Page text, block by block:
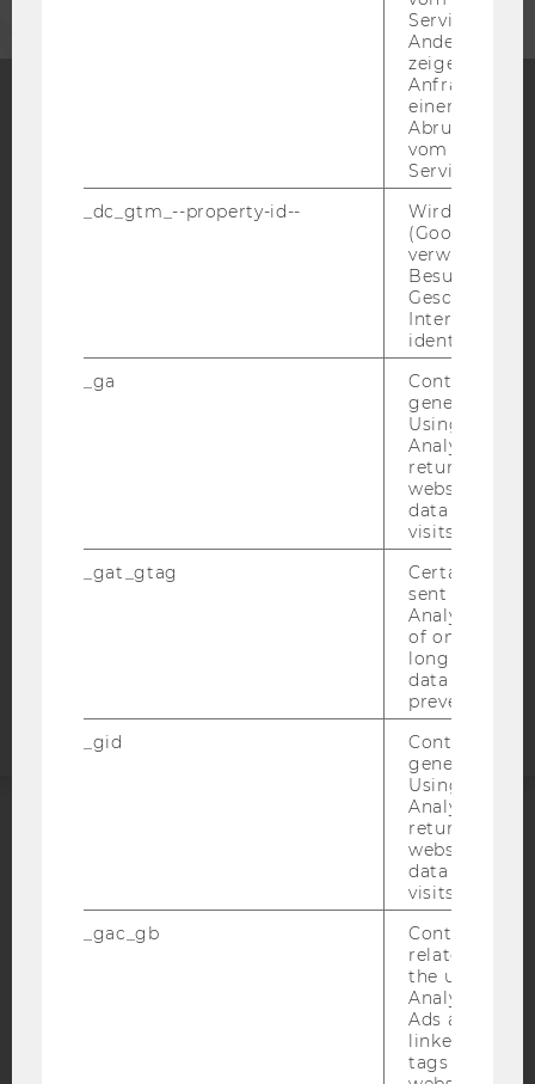
Blog
Bluesky
BARRIEREFREIHEITSERKLÄRUNG WEBSEITE
DATENSCHUTZERKLÄRUNG SOCIAL MEDIA
STUDIENBEWERBER*INNEN UND STUDIERENDE
COOKIE EINSTELLUNGEN
Barrierefreiheitserklärung
Service
Andere
zeigen Opt-
Anfrage im
einen Fehler
Abrufen
vom AMP
Service an.
_dc_gtm_--property-id--
Wird von
(Google Tag
verwendet,
Besucher
Geschlecht
Interessen zu
identifizieren.
_ga
Contains a
generated
Using this
Analytics can
returning
website and
data from
visits.
_gat_gtag
Certain data
sent to
Analytics a
of once per
long as it is
data
prevented.
_gid
Contains a
generated
Using this
Analytics can
returning
website and
data from
visits.
_gac_gb
Contains
related
the user. If
Analytics and
Ads accounts
linked, the
tags on the